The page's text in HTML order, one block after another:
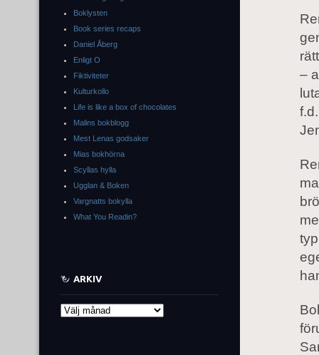
–
Boklysten
Book series recaps
Daniel Åberg
Enligt O
Fiktiviteter
Kulturkollo
Life is like a box of chocolates
Malins bokblogg
Mest Lenas godsaker
Mias bokhörna
Scyllas hylla
Ugglan & Boken
Vargnatts bokylla
What You Readin?
ARKIV
Arkiv